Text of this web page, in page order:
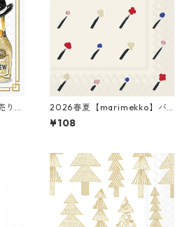
り2
ナ
ホ
2026春夏【marimekko】バ
ラ売り2枚 カクテルサイズ ペ
ーパーナプキン Ilo クリーム
¥108